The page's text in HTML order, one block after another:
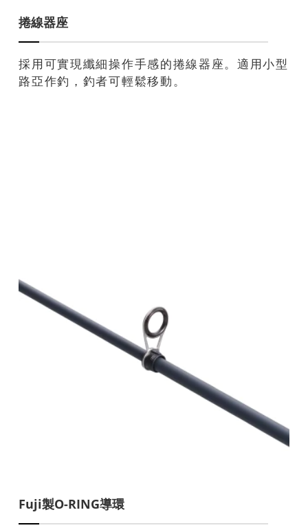
捲線器座
採用可實現纖細操作手感的捲線器座。適用小型
路亞作釣，釣者可輕鬆移動。
Fuji製O-RING導環